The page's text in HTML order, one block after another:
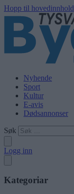
Hopp til hovedinnhold
Nyhende
Sport
Kultur
E-avis
Dødsannonser
Søk
Logg inn
Kategoriar